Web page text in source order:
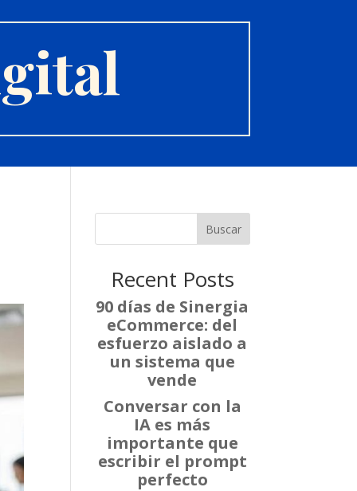
Buscar
Recent Posts
90 días de Sinergia
eCommerce: del
esfuerzo aislado a
un sistema que
vende
Conversar con la
IA es más
importante que
escribir el prompt
perfecto